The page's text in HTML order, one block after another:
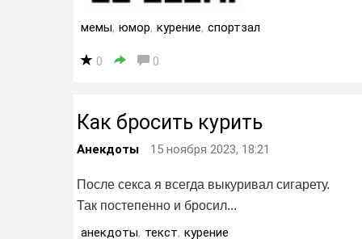
мемы, юмор, курение, спортзал
0 0
Как бросить курить
Анекдоты 15 ноября 2023, 18:21
После секса я всегда выкуривал сигарету.
Так постепенно и бросил...
анекдоты, текст, курение